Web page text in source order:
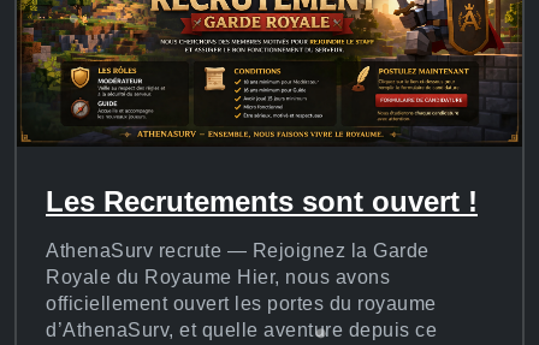
Les Recrutements sont ouvert !
AthenaSurv recrute — Rejoignez la Garde
Royale du Royaume Hier, nous avons
officiellement ouvert les portes du royaume
d’AthenaSurv, et quelle aventure depuis ce